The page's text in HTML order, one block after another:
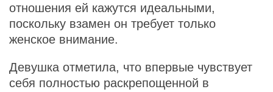
отношения ей кажутся идеальными,
поскольку взамен он требует только
женское внимание.
Девушка отметила, что впервые чувствует
себя полностью раскрепощенной в